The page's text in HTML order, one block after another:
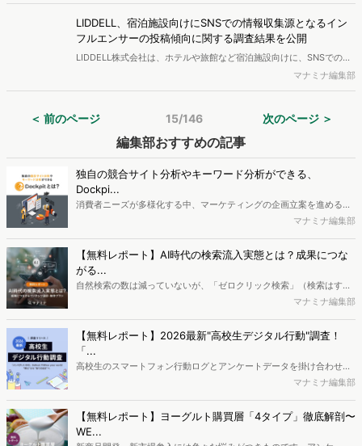
LIDDELL、宿泊施設向けにSNSでの情報収集源となるイン
フルエンサーの投稿傾向に関する調査結果を公開
LIDDELL株式会社は、ホテルや旅館など宿泊施設向けに、SNSでの情
報収集の情報源となるインフルエンサーが宿泊施設を選ぶ際に、何を
ポイントにしているか、宿泊時に実際どんな投稿をしているかについ
マナミナ編集部
＜ 前のページ 15/146 次のページ ＞
編集部おすすめの記事
独自の競合サイト分析やキーワード分析ができる、
Dockpi...
消費者ニーズが多様化する中、マーケティングの企画立案を進める上
で、競合分析や消費者分析の重要性がより高まっています。Web行動
データを活用し、Web上の消費者行動を起点とした競合サイト分析や
消費者分析が可能です。今回はDockpitならではの利便性の高い機能
や活用方法を解説します。
マナミナ編集部
【無料レポート】AI時代の検索流入実態とは？成果につな
がる...
自然検索の数は減っていないが、「ゼロクリック検索」（検索はする
がページには流入しない）の割合が増加しているのが、AI時代の検索
か、また、要因を理解した上で、成果に確実につながるコンテンツを
制作するにはどうするべきなのでしょうか。本レポートはこのような
疑問をお抱えのSEO・Webマーケティングご担当者様におすすめの内
容となっています。※本レポートは記事のフォームから無料でダウン
マナミナ編集部
【無料レポート】2026最新"高校生デジタル行動"調査！
「...
高校生のスマートフォン行動ログとアンケートデータを掛け合わせ、
最新の若年層（高校生）におけるデジタル行動実態やSNSの利用傾向
ち、スマートフォンを取り巻く環境が成熟するなか、新興SNSの台頭
により高校生のデジタルライフスタイルは新たな変化を見せていま
す。※資料は記事内の入力フォームより、ダウンロードいただけま
マナミナ編集部
【無料レポート】ヨーグルト購買層「4タイプ」徹底解剖〜
WE...